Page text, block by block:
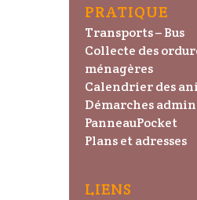
PRATIQUE
Transports – Bus
Collecte des
ménagères
Calendrier des
Démarches
PanneauPocket
Plans et adresses
LIENS